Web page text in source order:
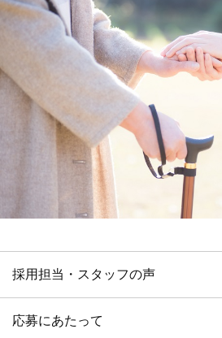
採用担当・スタッフの声
応募にあたって